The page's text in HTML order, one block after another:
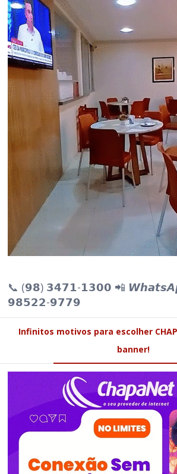
📞 (𝟵𝟴) 𝟯𝟰𝟳𝟭-𝟭𝟯𝟬𝟬 📲
𝟵𝟴𝟱𝟮𝟮-𝟵𝟳𝟳𝟵
Infinitos motivos para escolher
banner!